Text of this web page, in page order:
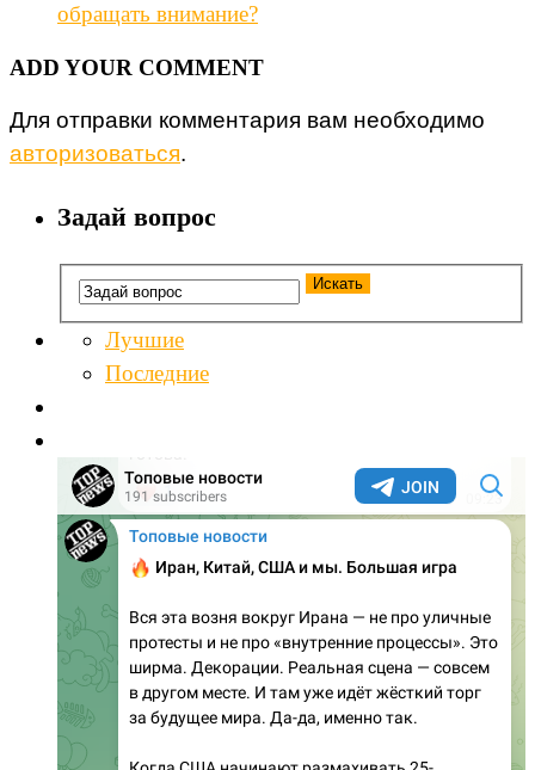
обращать внимание?
ADD YOUR COMMENT
Для отправки комментария вам необходимо
авторизоваться.
Задай вопрос
Лучшие
Последние